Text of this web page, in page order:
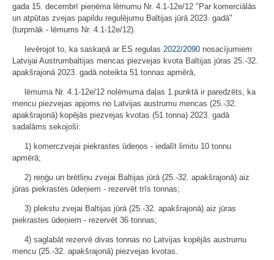
gada 15. decembrī pieņēma lēmumu Nr. 4.1-12e/12 "Par komerciālās
un atpūtas zvejas papildu regulējumu Baltijas jūrā 2023. gadā"
(turpmāk - lēmums Nr. 4.1-12e/12).
Ievērojot to, ka saskaņā ar ES regulas 2022/2090 nosacījumiem
Latvijai Austrumbaltijas mencas piezvejas kvota Baltijas jūras 25.-32.
apakšrajonā 2023. gadā noteikta 51 tonnas apmērā,
lēmuma Nr. 4.1-12e/12 nolēmuma daļas 1.punktā ir paredzēts, ka
mencu piezvejas apjoms no Latvijas austrumu mencas (25.-32.
apakšrajonā) kopējās piezvejas kvotas (51 tonna) 2023. gadā
sadalāms sekojoši:
1) komerczvejai piekrastes ūdeņos - iedalīt limitu 10 tonnu
apmērā;
2) reņģu un brētliņu zvejai Baltijas jūrā (25.-32. apakšrajonā) aiz
jūras piekrastes ūdeņiem - rezervēt trīs tonnas;
3) plekstu zvejai Baltijas jūrā (25.-32. apakšrajonā) aiz jūras
piekrastes ūdeņiem - rezervēt 36 tonnas;
4) saglabāt rezervē divas tonnas no Latvijas kopējās austrumu
mencu (25.-32. apakšrajonā) piezvejas kvotas.